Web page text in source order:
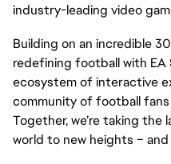
industry-leading video
Building on an incredible
redefining football with EA
ecosystem of interactive
community of football
Together, we’re taking
world to new heights –